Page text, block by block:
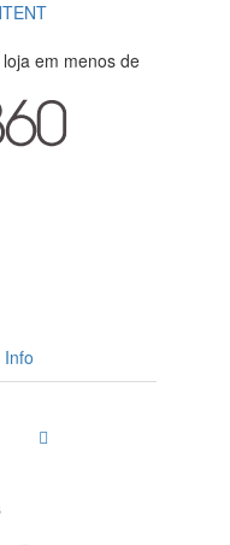
em menos de
Info